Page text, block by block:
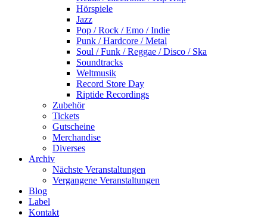
Hörspiele
Jazz
Pop / Rock / Emo / Indie
Punk / Hardcore / Metal
Soul / Funk / Reggae / Disco / Ska
Soundtracks
Weltmusik
Record Store Day
Riptide Recordings
Zubehör
Tickets
Gutscheine
Merchandise
Diverses
Archiv
Nächste Veranstaltungen
Vergangene Veranstaltungen
Blog
Label
Kontakt